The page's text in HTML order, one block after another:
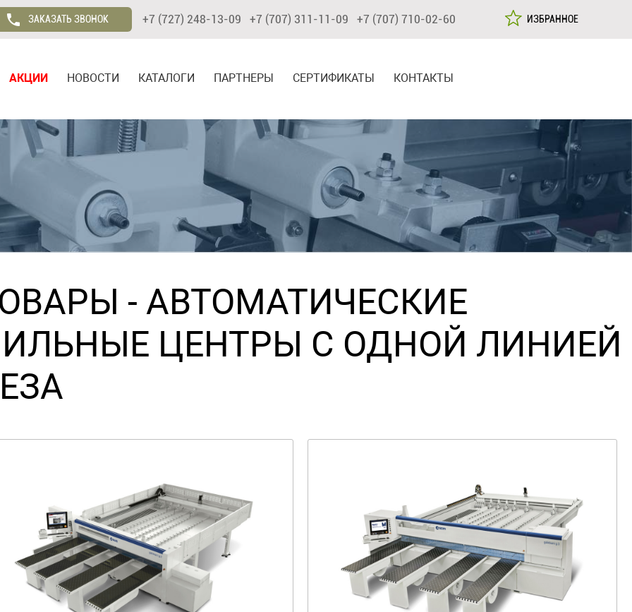
ЗАКАЗАТЬ ЗВОНОК +7 (727) 248-13-09 +7 (707) 311-11-09 +7 (707) 710-02-60 ИЗБРАННОЕ
АКЦИИ НОВОСТИ КАТАЛОГИ ПАРТНЕРЫ СЕРТИФИКАТЫ КОНТАКТЫ
- АВТОМАТИЧЕСКИЕ
ЦЕНТРЫ С ОДНОЙ ЛИНИЕЙ